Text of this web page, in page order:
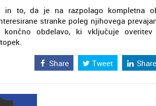
in to, da je na razpolago kompletna
stranke poleg njihovega
obdelavo, ki vključuje
Share Tweet Share